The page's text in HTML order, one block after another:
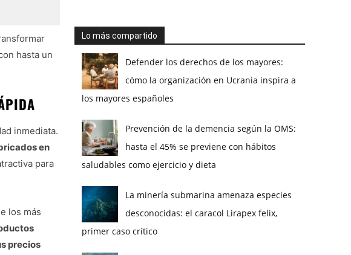
hasta un
inmediata.
en
para
los más
precios
Lo más compartido
Defender los derechos de los mayores:
cómo la organización en Ucrania inspira a
los mayores españoles
Prevención de la demencia según la OMS:
hasta el 45% se previene con hábitos
saludables como ejercicio y dieta
La minería submarina amenaza especies
desconocidas: el caracol Lirapex felix,
primer caso crítico